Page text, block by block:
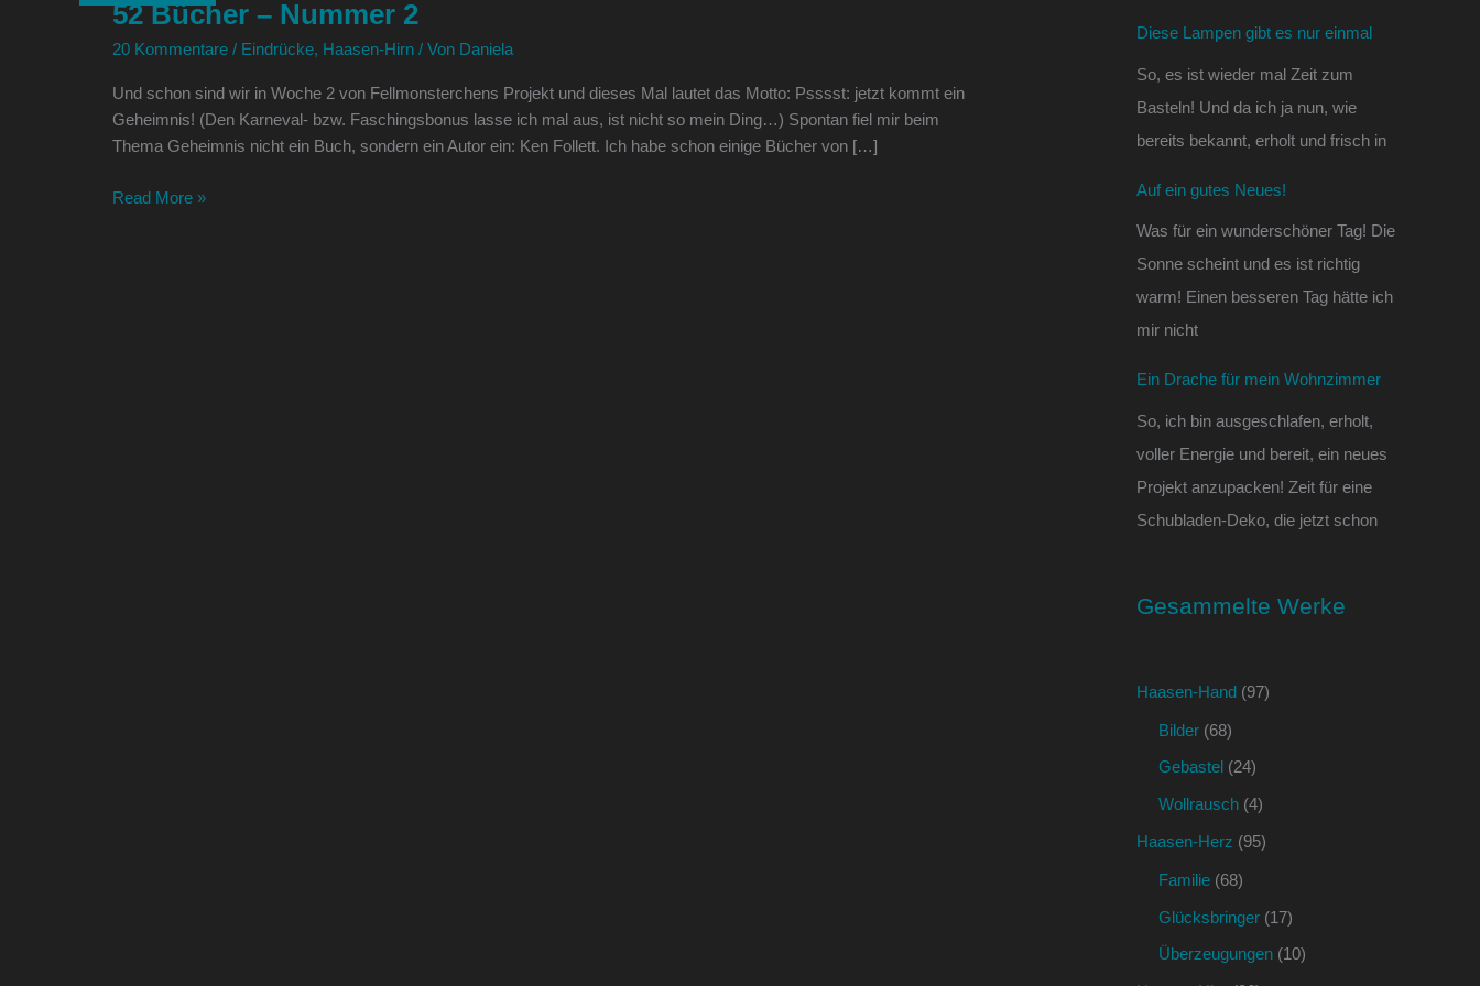
52 Bücher – Nummer 2
20 Kommentare / Eindrücke, Haasen-Hirn / Von Daniela
Und schon sind wir in Woche 2 von Fellmonsterchens Projekt und dieses Mal lautet das Motto: Psssst: jetzt kommt ein
Geheimnis! (Den Karneval- bzw. Faschingsbonus lasse ich mal aus, ist nicht so mein Ding…) Spontan fiel mir beim
Thema Geheimnis nicht ein Buch, sondern ein Autor ein: Ken Follett. Ich habe schon einige Bücher von […]
–
Nummer
Read More »
Diese Lampen gibt es nur einmal
So, es ist wieder mal Zeit zum
Basteln! Und da ich ja nun, wie
bereits bekannt, erholt und frisch in
Auf ein gutes Neues!
Was für ein wunderschöner Tag! Die
Sonne scheint und es ist richtig
warm! Einen besseren Tag hätte ich
mir nicht
Ein Drache für mein Wohnzimmer
So, ich bin ausgeschlafen, erholt,
voller Energie und bereit, ein neues
Projekt anzupacken! Zeit für eine
Schubladen-Deko, die jetzt schon
Gesammelte Werke
Haasen-Hand (97)
Bilder (68)
Gebastel (24)
Wollrausch (4)
Haasen-Herz (95)
Familie (68)
Glücksbringer (17)
Überzeugungen (10)